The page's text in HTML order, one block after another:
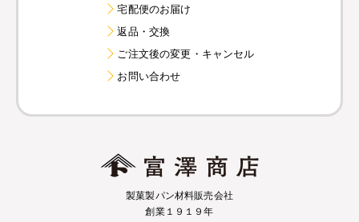
宅配便のお届け
返品・交換
ご注文後の変更・キャンセル
お問い合わせ
製菓製パン材料販売会社
創業１９１９年